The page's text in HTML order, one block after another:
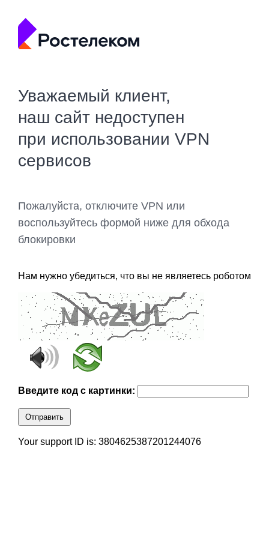
Уважаемый клиент,
наш сайт недоступен
при использовании VPN
сервисов
Пожалуйста, отключите VPN или
воспользуйтесь формой ниже для обхода
блокировки
Нам нужно убедиться, что вы не являетесь роботом
Введите код с картинки:
Отправить
Your support ID is: 3804625387201244076